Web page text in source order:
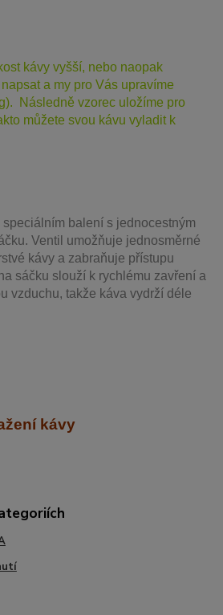
kávy vyšší, nebo naopak
a my pro Vás upravíme
Následně vzorec uložíme pro
můžete svou kávu vyladit k
speciálním balení s jednocestným
Ventil umožňuje jednosměrné
kávy a zabraňuje přístupu
sáčku slouží k rychlému zavření a
vzduchu, takže káva vydrží déle
kávy